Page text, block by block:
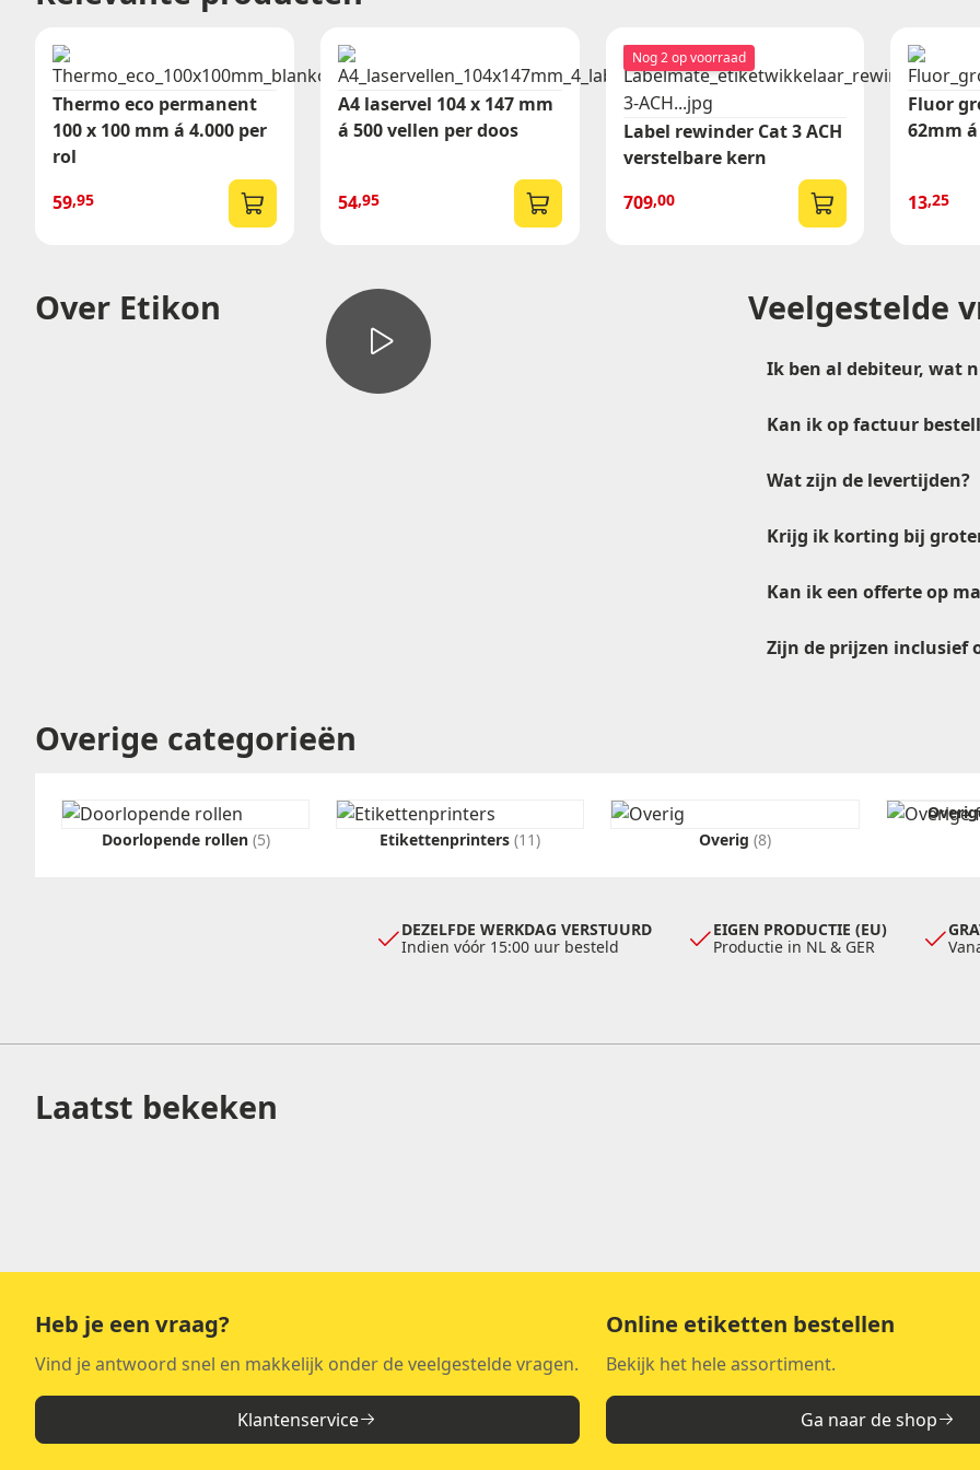
Offerte aanvragen
Vraag een offerte aan en we nemen snel contact met je op!
Thermo eco permanent
100 x 100 mm á 4.000 per
rol
59,95
A4 laservel 104 x 147 mm
á 500 vellen per doos
54,95
Nog 2 op voorraad
Label rewinder Cat 3 ACH
verstelbare kern
709,00
Fluor
62mm
13,25
Over Etikon Veelgestelde
Ik ben al debiteur, wat
Kan ik op factuur
Wat zijn de levertijden?
Krijg ik korting bij
Kan ik een offerte op
Zijn de prijzen inclusief
Overige categorieën
Doorlopende rollen (5) Etikettenprinters(11) Overig (8)
DEZELFDE WERKDAG VERSTUURD
Indien vóór 15:00 uur besteld
EIGEN PRODUCTIE (EU)
Productie in NL & GER
Laatst bekeken
Heb je een vraag?
Vind je antwoord snel en makkelijk onder de veelgestelde vragen.
Klantenservice
Online etiketten bestellen
Bekijk het hele assortiment.
Ga naar de shop